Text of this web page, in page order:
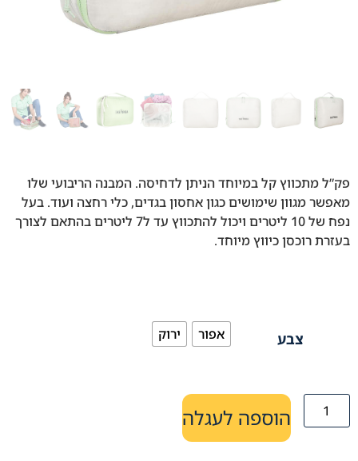
פק”ל מתכווץ קל במיוחד הניתן לדחיסה. המבנה הריבועי שלו
מאפשר מגוון שימושים כגון אחסון בגדים, כלי רחצה ועוד. בעל
נפח של 10 ליטרים ויכול להתכווץ עד ל7 ליטרים בהתאם לצורך
בעזרת רוכסן כיווץ מיוחד.
צבע אפור ירוק
הוספה לעגלה